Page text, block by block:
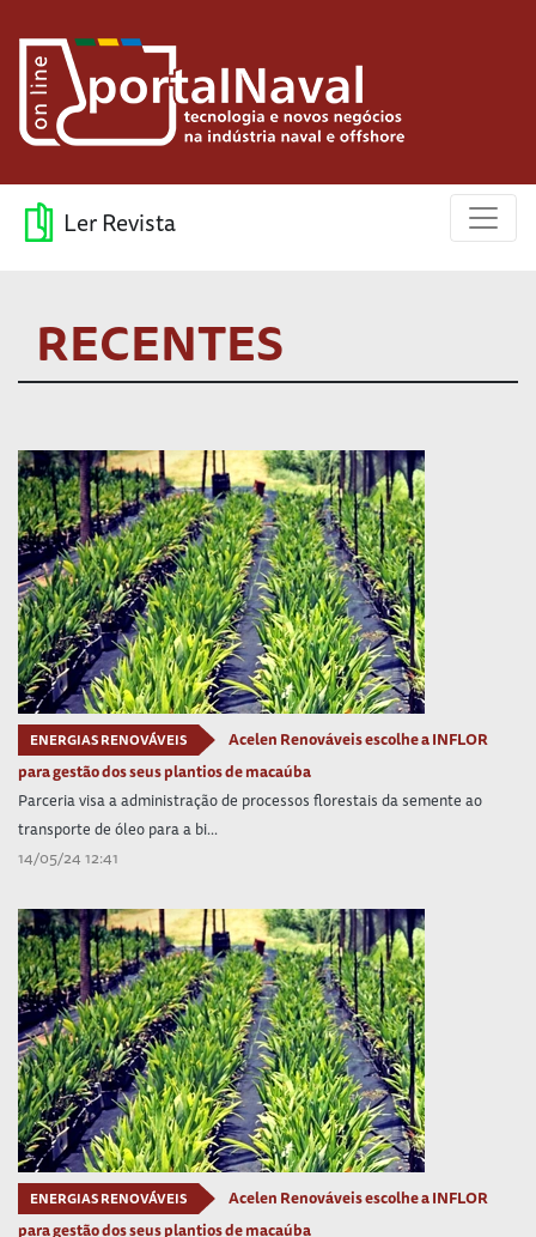
Ler Revista
RECENTES
ENERGIAS RENOVÁVEIS
Acelen Renováveis escolhe a INFLOR
para gestão dos seus plantios de macaúba
Parceria visa a administração de processos florestais da semente ao
transporte de óleo para a bi...
14/05/24 12:41
ENERGIAS RENOVÁVEIS
Acelen Renováveis escolhe a INFLOR
para gestão dos seus plantios de macaúba